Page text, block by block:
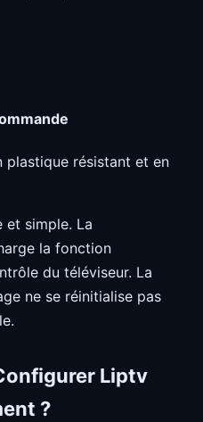
plastique résistant et en
et simple. La
la fonction
du téléviseur. La
ne se réinitialise pas
Liptv
?